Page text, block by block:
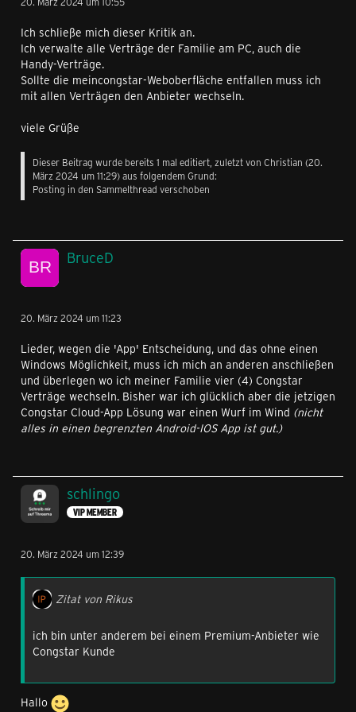
Ich schließe mich dieser Kritik an.
Ich verwalte alle Verträge der Familie am PC, auch die
Handy-Verträge.
Sollte die meincongstar-Weboberfläche entfallen muss ich
mit allen Verträgen den Anbieter wechseln.
viele Grüße
Dieser Beitrag wurde bereits 1 mal editiert, zuletzt von Christian (20.
März 2024 um 11:29) aus folgendem Grund:
Posting in den Sammelthread verschoben
BruceD
20. März 2024 um 11:23
Lieder, wegen die 'App' Entscheidung, und das ohne einen
Windows Möglichkeit, muss ich mich an anderen anschließen
und überlegen wo ich meiner Familie vier (4) Congstar
Verträge wechseln. Bisher war ich glücklich aber die jetzigen
Congstar Cloud-App Lösung war einen Wurf im Wind (nicht
alles in einen begrenzten Android-IOS App ist gut.)
schlingo
VIP MEMBER
20. März 2024 um 12:39
Zitat von Rikus
ich bin unter anderem bei einem Premium-Anbieter wie
Congstar Kunde
Hallo